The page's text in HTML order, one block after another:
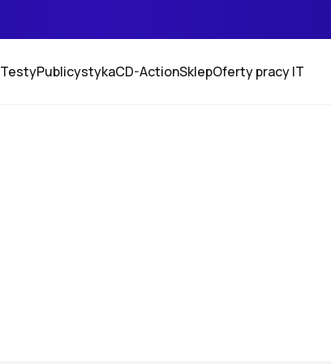
TestyPublicystykaCD-ActionSklepOferty pracy IT